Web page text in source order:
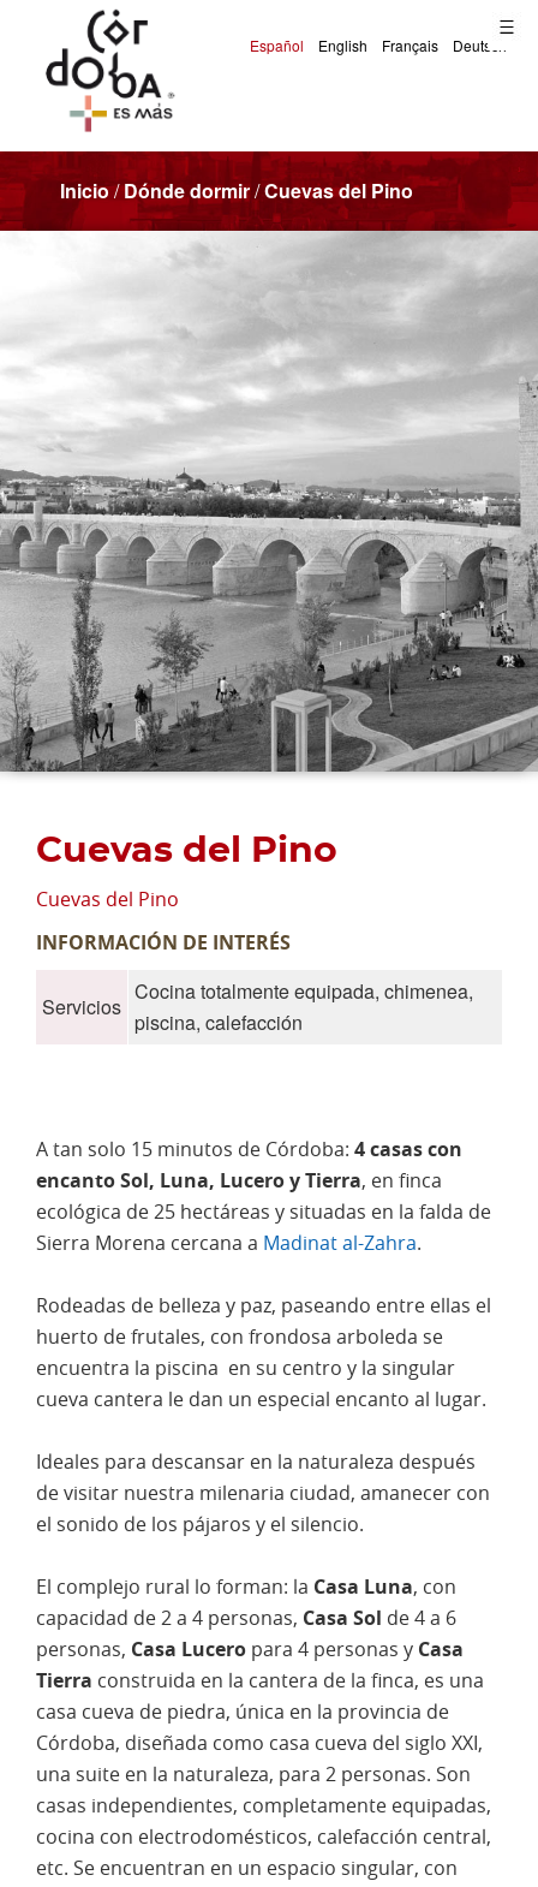
Inicio/Dónde dormir/Cuevas del Pino
Cuevas del Pino
Cuevas del Pino
INFORMACIÓN DE INTERÉS
Servicios
Cocina totalmente equipada, chimenea,
piscina, calefacción
A tan solo 15 minutos de Córdoba: 4 casas con
encanto Sol, Luna, Lucero y Tierra, en finca
ecológica de 25 hectáreas y situadas en la falda de
Sierra Morena cercana a Madinat al-Zahra.
Rodeadas de belleza y paz, paseando entre ellas el
huerto de frutales, con frondosa arboleda se
encuentra la piscina en su centro y la singular
cueva cantera le dan un especial encanto al lugar.
Ideales para descansar en la naturaleza después
de visitar nuestra milenaria ciudad, amanecer con
el sonido de los pájaros y el silencio.
El complejo rural lo forman: la Casa Luna, con
capacidad de 2 a 4 personas, Casa Sol de 4 a 6
personas, Casa Lucero para 4 personas y Casa
Tierra construida en la cantera de la finca, es una
casa cueva de piedra, única en la provincia de
Córdoba, diseñada como casa cueva del siglo XXI,
una suite en la naturaleza, para 2 personas. Son
casas independientes, completamente equipadas,
cocina con electrodomésticos, calefacción central,
etc. Se encuentran en un espacio singular, con